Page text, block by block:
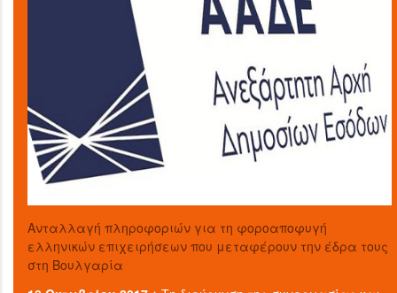
Aνταλλαγή πληροφοριών για τη φοροαποφυγή
ελληνικών επιχειρήσεων που μεταφέρουν την έδρα τους
στη Βουλγαρία